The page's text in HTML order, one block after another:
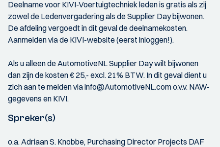
Deelname voor KIVI-Voertuigtechniek leden is gratis als zij
zowel de Ledenvergadering als de Supplier Day bijwonen.
De afdeling vergoedt in dit geval de deelnamekosten.
Aanmelden via de KIVI-website (eerst inloggen!).
Als u alleen de AutomotiveNL Supplier Day wilt bijwonen
dan zijn de kosten € 25,- excl. 21% BTW. In dit geval dient u
zich aan te melden via info@AutomotiveNL.com o.v.v. NAW-
gegevens en KIVI.
Spreker(s)
o.a. Adriaan S. Knobbe, Purchasing Director Projects DAF